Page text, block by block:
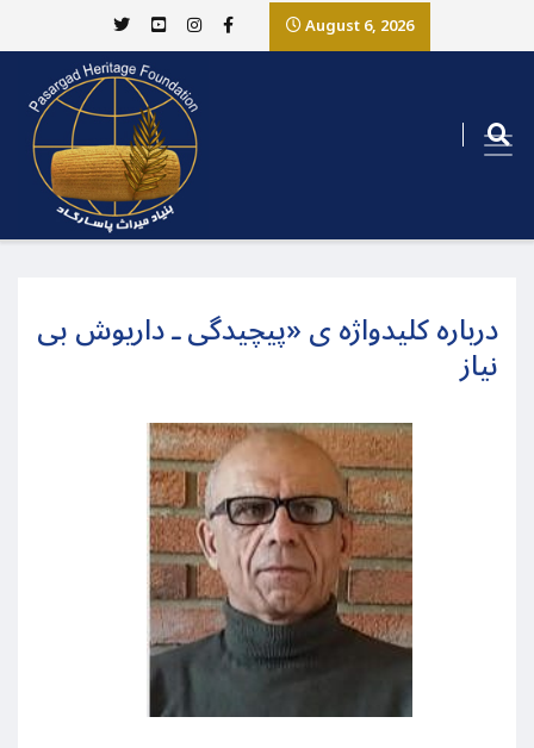
August 6, 2026
درباره کلیدواژه ی «پیچیدگی ـ داریوش بی
نیاز